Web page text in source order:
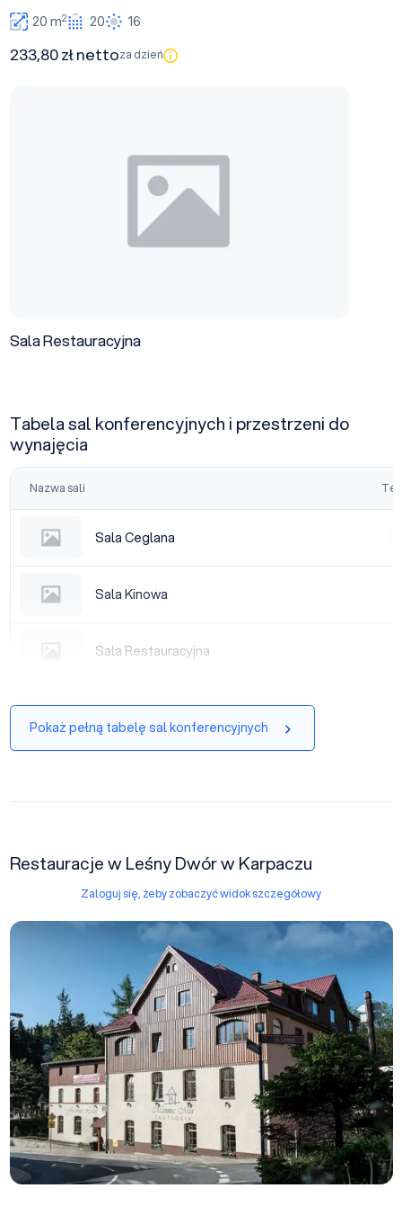
20 m2 20 16
233,80 zł nettoza dzień
Sala Restauracyjna
Tabela sal konferencyjnych i przestrzeni do
wynajęcia
Nazwa sali
Sala Ceglana
Sala Ceglana
Sala Kinowa
Sala Kinowa
Sala Restauracyjna
Pokaż pełną tabelę sal konferencyjnych
Restauracje w Leśny Dwór w Karpaczu
Zaloguj się, żeby zobaczyć widok szczegółowy